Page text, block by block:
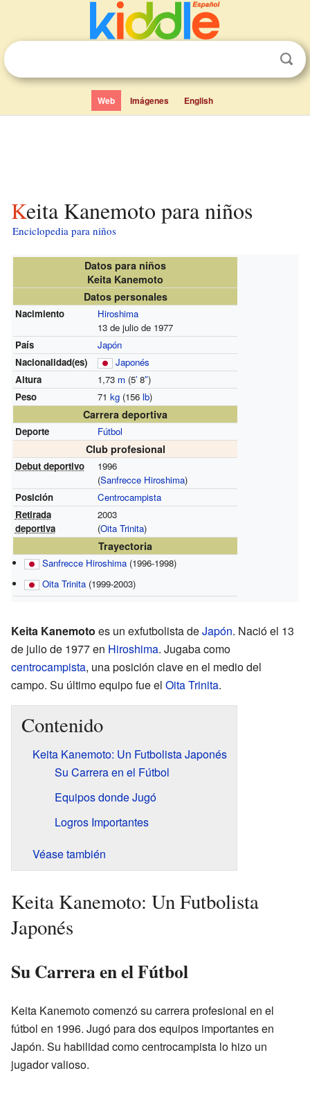
Web Imágenes English
Keita Kanemoto para niños
Enciclopedia para niños
Datos para niños
Keita Kanemoto
Datos personales
Nacimiento
Hiroshima
13 de julio de 1977
País
Japón
Nacionalidad(es)
Japonés
Altura
1,73 m (5′8″)
Peso
71 kg(156 lb)
Carrera deportiva
Deporte Fútbol
Club profesional
Debut deportivo
1996
(Sanfrecce Hiroshima)
Posición
Centrocampista
Retirada
deportiva
2003
(Oita Trinita)
Trayectoria
Sanfrecce Hiroshima (1996-1998)
Oita Trinita (1999-2003)
Keita Kanemoto es un exfutbolista deJapón. Nació el 13
de julio de 1977 en Hiroshima. Jugaba como
centrocampista, una posición clave en el medio del
campo. Su último equipo fue el Oita Trinita.
Contenido
Keita Kanemoto: Un Futbolista Japonés
Su Carrera en el Fútbol
Equipos donde Jugó
Logros Importantes
Véase también
Keita Kanemoto: Un Futbolista
Japonés
Su Carrera en el Fútbol
Keita Kanemoto comenzó su carrera profesional en el
fútbol en 1996. Jugó para dos equipos importantes en
Japón. Su habilidad como centrocampista lo hizo un
jugador valioso.